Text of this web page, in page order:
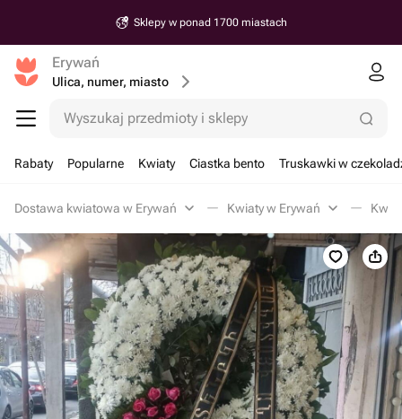
Sklepy w ponad 1700 miastach
Erywań
Ulica, numer, miasto
Wyszukaj przedmioty i sklepy
Rabaty Popularne Kwiaty Ciastka bento Truskawki w
Dostawa kwiatowa w Erywań Kwiaty w Erywań